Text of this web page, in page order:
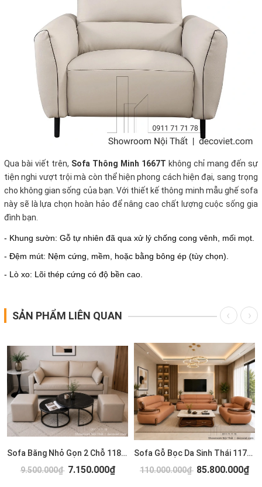
Qua bài viết trên, Sofa Thông Minh 1667T không chỉ mang đến sự
tiện nghi vượt trội mà còn thể hiện phong cách hiện đại, sang trọng
cho không gian sống của bạn. Với thiết kế thông minh mẫu ghế sofa
này sẽ là lựa chọn hoàn hảo để nâng cao chất lượng cuộc sống gia
đình bạn.
- Khung sườn: Gỗ tự nhiên đã qua xử lý chống cong vênh, mối mọt.
- Đệm mút: Nệm cứng, mềm, hoặc bằng bông ép (tùy chọn).
- Lò xo: Lõi thép cứng có độ bền cao.
SẢN PHẨM LIÊN QUAN
Sofa Băng Nhỏ Gọn 2 Chỗ 1183T
9.500.000₫ 7.150.000₫
Sofa Gỗ Bọc Da Sinh Thái 1173T
110.000.000₫ 85.800.000₫